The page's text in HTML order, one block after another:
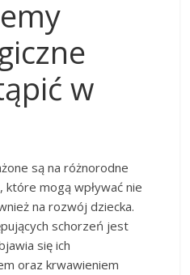
w
są na różnorodne
mogą wpływać nie
na rozwój dziecka.
schorzeń jest
się ich
oraz krwawieniem